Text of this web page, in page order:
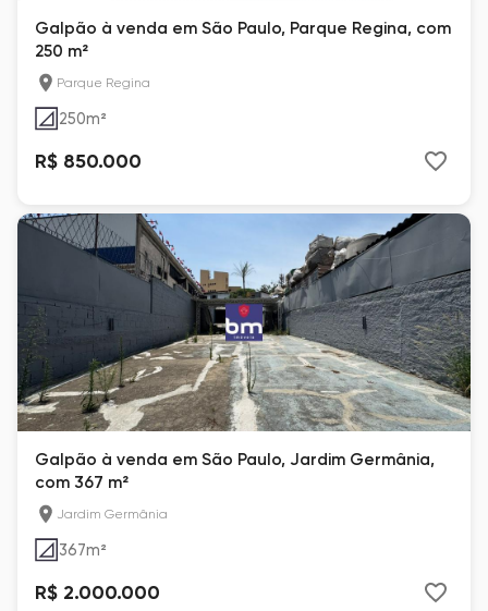
Galpão à venda em São Paulo, Parque Regina, com
250 m²
Parque Regina
250m²
R$ 850.000
Galpão à venda em São Paulo, Jardim Germânia,
com 367 m²
Jardim Germânia
367m²
R$ 2.000.000